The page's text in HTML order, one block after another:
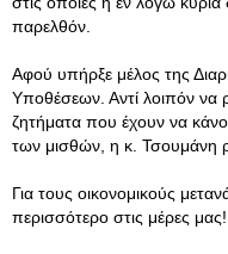
παρελθόν.
Αφού υπήρξε μέλος της
Υποθέσεων. Αντί λοιπόν να
ζητήματα που έχουν να
των μισθών, η κ. Τσουμάνη
Για τους οικονομικούς
περισσότερο στις μέρες μας!